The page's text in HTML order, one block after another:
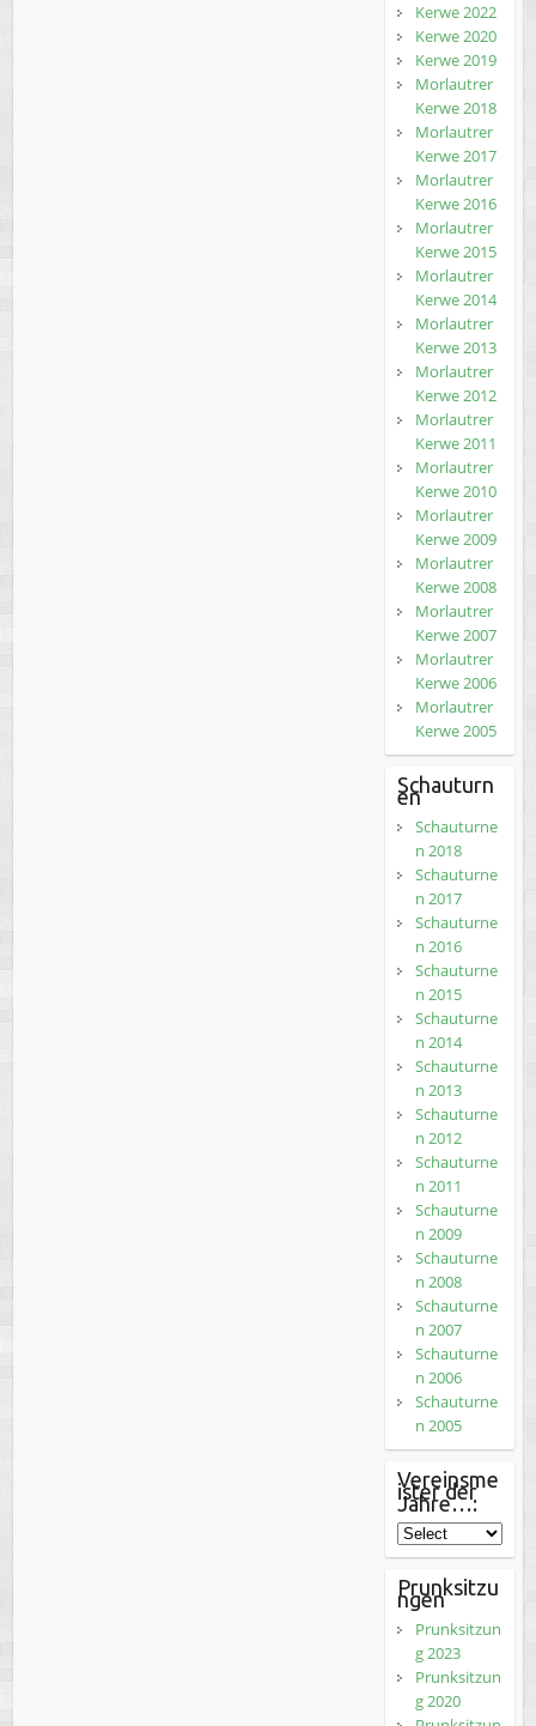
Kerwe 2022
Kerwe 2020
Kerwe 2019
Morlautrer
Kerwe 2018
Morlautrer
Kerwe 2017
Morlautrer
Kerwe 2016
Morlautrer
Kerwe 2015
Morlautrer
Kerwe 2014
Morlautrer
Kerwe 2013
Morlautrer
Kerwe 2012
Morlautrer
Kerwe 2011
Morlautrer
Kerwe 2010
Morlautrer
Kerwe 2009
Morlautrer
Kerwe 2008
Morlautrer
Kerwe 2007
Morlautrer
Kerwe 2006
Morlautrer
Kerwe 2005
Schauturn
en
Schauturne
n 2018
Schauturne
n 2017
Schauturne
n 2016
Schauturne
n 2015
Schauturne
n 2014
Schauturne
n 2013
Schauturne
n 2012
Schauturne
n 2011
Schauturne
n 2009
Schauturne
n 2008
Schauturne
n 2007
Schauturne
n 2006
Schauturne
n 2005
Vereinsme
ister der
Jahre…:
Prunksitzu
ngen
Prunksitzun
g 2023
Prunksitzun
g 2020